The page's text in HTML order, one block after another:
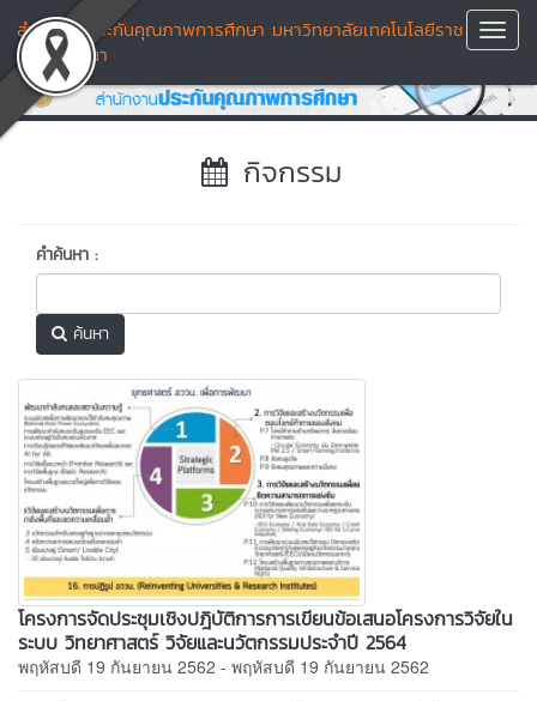
สำนักงานประกันคุณภาพการศึกษา มหาวิทยาลัยเทคโนโลยีราช
มงคลล้านนา
กิจกรรม
คำค้นหา :
ค้นหา
โครงการจัดประชุมเชิงปฎิบัติการการเขียนข้อเสนอโครงการวิจัยใน
ระบบ วิทยาศาสตร์ วิจัยและนวัตกรรมประจำปี 2564
พฤหัสบดี 19 กันยายน 2562 - พฤหัสบดี 19 กันยายน 2562